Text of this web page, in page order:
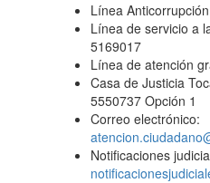
Línea
Línea de servicio a
5169017
Línea de atención
Casa de Justicia
5550737 Opción 1
Correo electrónico:
Notificaciones